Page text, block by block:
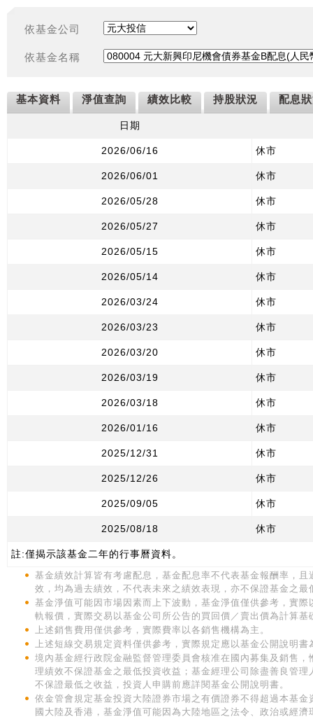
依基金公司
依基金名稱
基本資料 淨值查詢 績效比較 持股狀況 配息
日期
2026/06/16 休市
2026/06/01 休市
2026/05/28 休市
2026/05/27 休市
2026/05/15 休市
2026/05/14 休市
2026/03/24 休市
2026/03/23 休市
2026/03/20 休市
2026/03/19 休市
2026/03/18 休市
2026/01/16 休市
2025/12/31 休市
2025/12/26 休市
2025/09/05 休市
2025/08/18 休市
註:僅揭示該基金二年的行事曆資料。
基金績效計算皆有考慮配息，基金配息率不代表基金報酬率，
效，均為過去績效，不代表未來之績效表現，亦不保證基金之最
基金淨值可能因市場因素而上下波動，基金淨值僅供參考，實
軌報價，實際交易以基金公司所公告的買回價／賣出價為計算基
上述銷售費用僅供參考，實際費率以各銷售機構為主。
上述短線交易規定資料僅供參考，實際規定應以基金公開說明書
境內基金經行政院金融監督管理委員會核准在國內募集及銷售
理績效不保證基金之最低投資收益；基金經理公司除盡善良管
不保證最低之收益，投資人申購前應詳閱基金公開說明書。
依金管會規定基金投資大陸證券市場之有價證券不得超過本基
國大陸及香港，基金淨值可能因為大陸地區之法令、政治或經